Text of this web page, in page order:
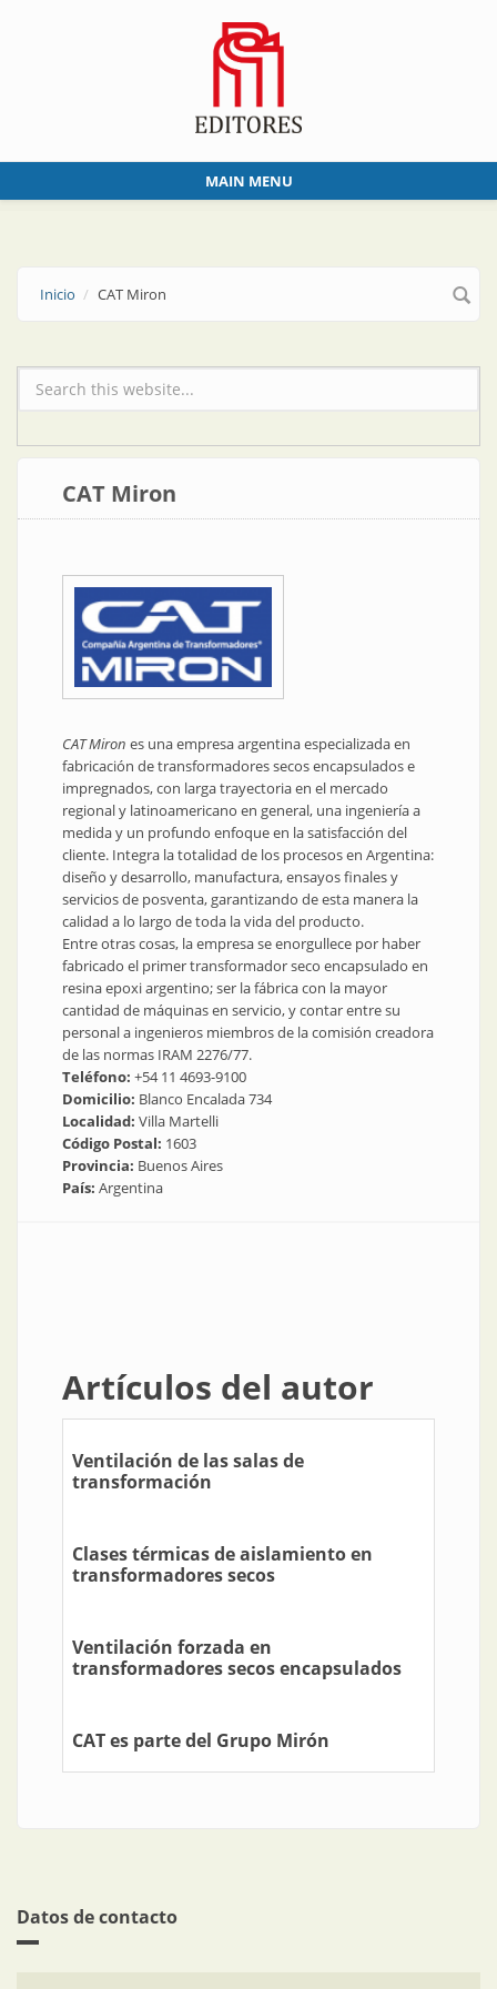
MAIN MENU
Inicio CAT Miron
Formulario de búsqueda
CAT Miron
CAT Miron es una empresa argentina especializada en
fabricación de transformadores secos encapsulados e
impregnados, con larga trayectoria en el mercado
regional y latinoamericano en general, una ingeniería a
medida y un profundo enfoque en la satisfacción del
cliente. Integra la totalidad de los procesos en Argentina:
diseño y desarrollo, manufactura, ensayos finales y
servicios de posventa, garantizando de esta manera la
calidad a lo largo de toda la vida del producto.
Entre otras cosas, la empresa se enorgullece por haber
fabricado el primer transformador seco encapsulado en
resina epoxi argentino; ser la fábrica con la mayor
cantidad de máquinas en servicio, y contar entre su
personal a ingenieros miembros de la comisión creadora
de las normas IRAM 2276/77.
Teléfono: +54 11 4693-9100
Domicilio: Blanco Encalada 734
Localidad: Villa Martelli
Código Postal: 1603
Provincia: Buenos Aires
País: Argentina
Artículos del autor
Ventilación de las salas de
transformación
Clases térmicas de aislamiento en
transformadores secos
Ventilación forzada en
transformadores secos encapsulados
CAT es parte del Grupo Mirón
Datos de contacto